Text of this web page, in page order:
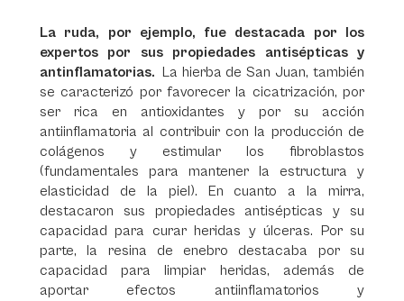
La ruda, por ejemplo, fue destacada por los
expertos por sus propiedades antisépticas y
antinflamatorias. La hierba de San Juan, también
se caracterizó por favorecer la cicatrización, por
ser rica en antioxidantes y por su acción
antiinflamatoria al contribuir con la producción de
colágenos y estimular los fibroblastos
(fundamentales para mantener la estructura y
elasticidad de la piel). En cuanto a la mirra,
destacaron sus propiedades antisépticas y su
capacidad para curar heridas y úlceras. Por su
parte, la resina de enebro destacaba por su
capacidad para limpiar heridas, además de
aportar efectos antiinflamatorios y